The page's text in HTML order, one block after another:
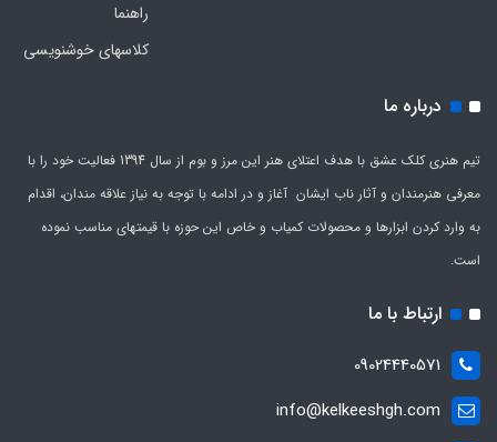
راهنما
کلاسهای خوشنویسی
درباره ما
تیم هنری کلک عشق با هدف اعتلای هنر این مرز و بوم از سال 1394 فعالیت خود را با
معرفی هنرمندان و آثار ناب ایشان آغاز و در ادامه با توجه به نیاز علاقه مندان، اقدام
به وارد کردن ابزارها و محصولات کمیاب و خاص این حوزه با قیمتهای مناسب نموده
است.
ارتباط با ما
09024440571
info@kelkeeshgh.com